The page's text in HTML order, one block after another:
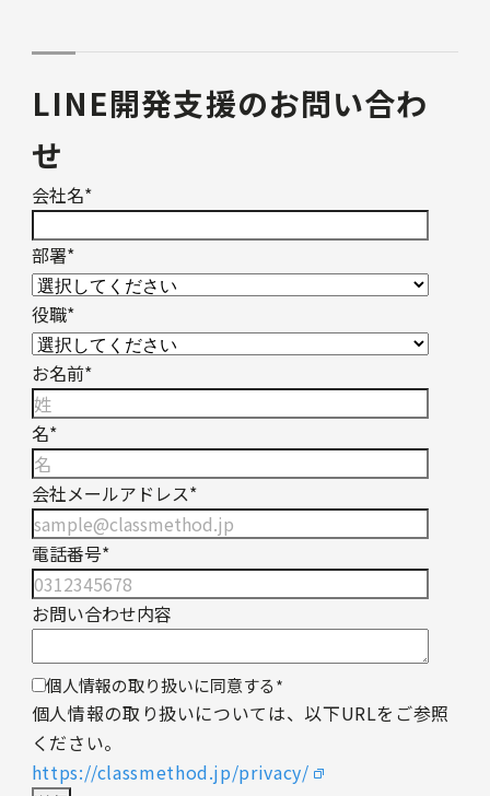
LINE開発支援のお問い合わ
せ
会社名*
部署*
役職*
お名前*
名*
会社メールアドレス*
電話番号*
お問い合わせ内容
個人情報の取り扱いに同意する*
個人情報の取り扱いについては、以下URLをご参照
ください。
https://classmethod.jp/privacy/